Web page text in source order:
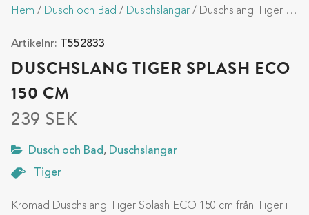
Hem / Dusch och Bad / Duschslangar / Duschslang Tiger Splash ECO 150 cm
Artikelnr: T552833
DUSCHSLANG TIGER SPLASH ECO
150 CM
239 SEK
Dusch och Bad, Duschslangar
Tiger
Kromad Duschslang Tiger Splash ECO 150 cm från Tiger i